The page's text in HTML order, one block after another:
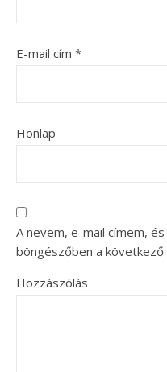
E-mail cím *
Honlap
A nevem, e-mail címem,
böngészőben a következő
Hozzászólás